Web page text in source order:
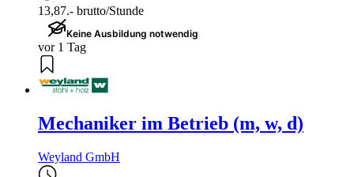
13,87.- brutto/Stunde
Keine Ausbildung notwendig
vor 1 Tag
Mechaniker im Betrieb (m, w, d)
Weyland GmbH